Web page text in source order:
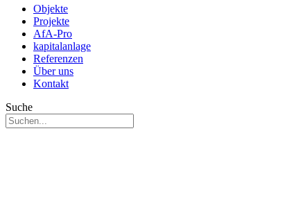
Objekte
Projekte
AfA-Pro
kapitalanlage
Referenzen
Über uns
Kontakt
Suche